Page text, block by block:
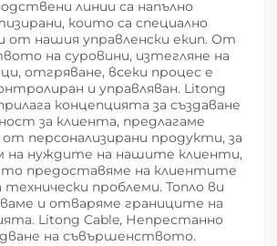
линии са напълно
които са специално
от нашия управленски екип. От
на суровини, изтегляне на
отгряване, всеки процес е
и управляван. Litong
концепцията за създаване
за клиента, предлагаме
от персонализирани продукти, за
на нуждите на нашите клиенти,
предоставяме на клиентите
проблеми. Топло ви
и отваряме границите на
Litong Cable, Непрестанно
на съвършенството.